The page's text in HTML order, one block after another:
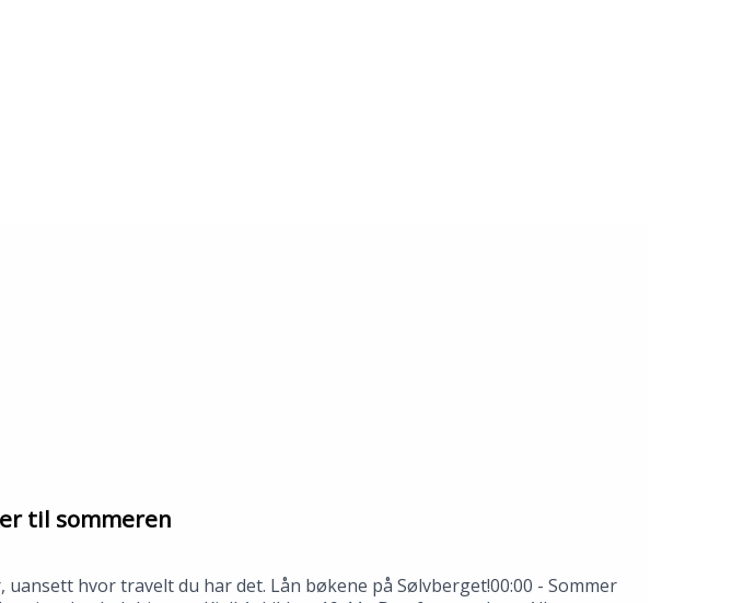
til sommeren
hvor travelt du har det. Lån bøkene på Sølvberget!00:00 - Sommer